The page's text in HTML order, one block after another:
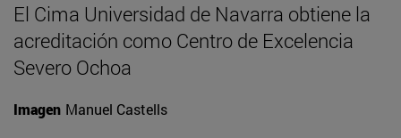
El Cima Universidad de Navarra obtiene la
acreditación como Centro de Excelencia
Severo Ochoa
Imagen Manuel Castells